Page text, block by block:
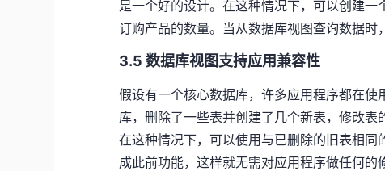
是一个好的设计。在这种情况下，可以创建
订购产品的数量。当从数据库视图查询数据时
3.5 数据库视图支持应用兼容性
假设有一个核心数据库，许多应用程序都在
库，删除了一些表并创建了几个新表，修改表
在这种情况下，可以使用与已删除的旧表相
成此前功能，这样就无需对应用程序做任何的